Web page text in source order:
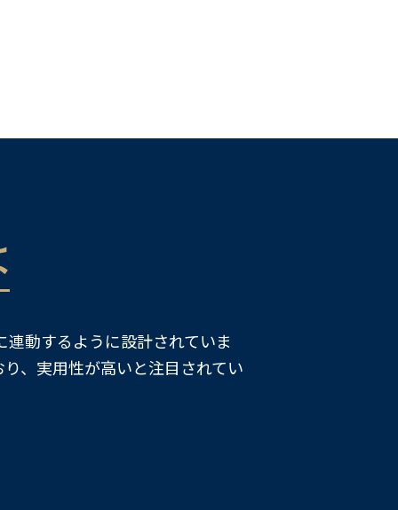
動するように設計されていま
、実用性が高いと注目されてい